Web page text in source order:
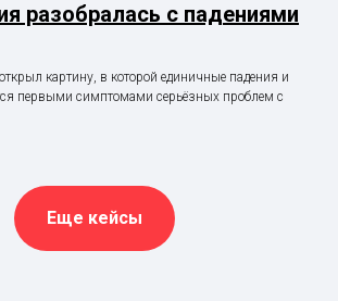
разобралась с падениями
картину, в которой единичные падения и
первыми симптомами серьёзных проблем с
Еще кейсы